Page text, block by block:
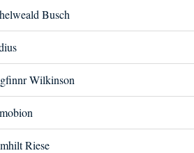
Busch
Wilkinson
Riese